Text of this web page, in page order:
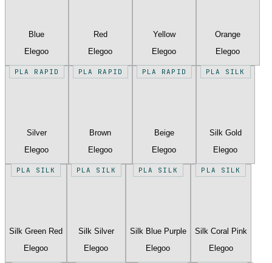
Blue
Elegoo
Red
Elegoo
Yellow
Elegoo
Orange
Elegoo
PLA RAPID
Silver
Elegoo
PLA RAPID
Brown
Elegoo
PLA RAPID
Beige
Elegoo
PLA SILK
Silk Gold
Elegoo
PLA SILK
Silk Green Red
Elegoo
PLA SILK
Silk Silver
Elegoo
PLA SILK
Silk Blue Purple
Elegoo
PLA SILK
Silk Coral Pink
Elegoo